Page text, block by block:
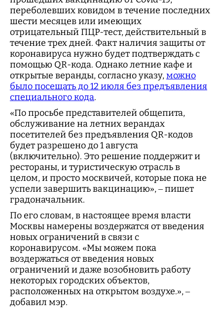
переболевших ковидом в течение последних
шести месяцев или имеющих
отрицательный ПЦР-тест, действительный в
течение трех дней. Факт наличия защиты от
коронавируса нужно будет подтверждать с
помощью QR-кода. Однако летние кафе и
открытые веранды, согласно указу,можно
было посещать до 12 июля без предъявления
специального кода.
«По просьбе представителей общепита,
обслуживание на летних верандах
посетителей без предъявления QR-кодов
будет разрешено до 1 августа
(включительно). Это решение поддержит и
рестораны, и туристическую отрасль в
целом, и просто москвичей, которые пока не
успели завершить вакцинацию», – пишет
градоначальник.
По его словам, в настоящее время власти
Москвы намерены воздержатся от введения
новых ограничений в связи с
коронавирусом. «Мы можем пока
воздержаться от введения новых
ограничений и даже возобновить работу
некоторых городских объектов,
расположенных на открытом воздухе.», –
добавил мэр.